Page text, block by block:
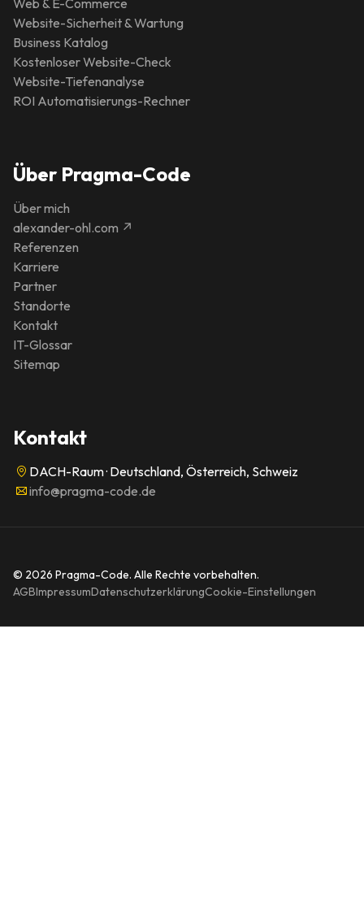
Website-Sicherheit & Wartung
Business Katalog
Kostenloser Website-Check
Website-Tiefenanalyse
ROI Automatisierungs-Rechner
Über Pragma-Code
Über mich
alexander-ohl.com ↗
Referenzen
Karriere
Partner
Standorte
Kontakt
IT-Glossar
Sitemap
Kontakt
DACH-Raum · Deutschland, Österreich, Schweiz
info@pragma-code.de
© 2026 Pragma-Code. Alle Rechte vorbehalten.
AGBImpressumDatenschutzerklärungCookie-Einstellungen